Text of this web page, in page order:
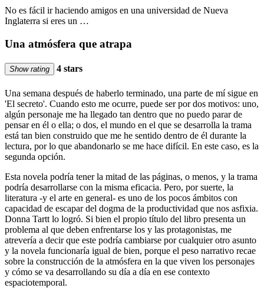
No es fácil ir haciendo amigos en una universidad de Nueva
Inglaterra si eres un …
Una atmósfera que atrapa
Show rating 4 stars
Una semana después de haberlo terminado, una parte de mí sigue en
'El secreto'. Cuando esto me ocurre, puede ser por dos motivos: uno,
algún personaje me ha llegado tan dentro que no puedo parar de
pensar en él o ella; o dos, el mundo en el que se desarrolla la trama
está tan bien construido que me he sentido dentro de él durante la
lectura, por lo que abandonarlo se me hace difícil. En este caso, es la
segunda opción.
Esta novela podría tener la mitad de las páginas, o menos, y la trama
podría desarrollarse con la misma eficacia. Pero, por suerte, la
literatura -y el arte en general- es uno de los pocos ámbitos con
capacidad de escapar del dogma de la productividad que nos asfixia.
Donna Tartt lo logró. Si bien el propio título del libro presenta un
problema al que deben enfrentarse los y las protagonistas, me
atrevería a decir que este podría cambiarse por cualquier otro asunto
y la novela funcionaría igual de bien, porque el peso narrativo recae
sobre la construcción de la atmósfera en la que viven los personajes
y cómo se va desarrollando su día a día en ese contexto
espaciotemporal.